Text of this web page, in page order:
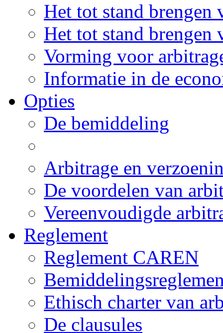
Het tot stand brengen
Het tot stand brengen
Vorming voor
Informatie in de
Opties
De bemiddeling
Arbitrage en
De voordelen van
Vereenvoudigde
Reglement
Reglement CAREN
Ethisch charter van
De clausules